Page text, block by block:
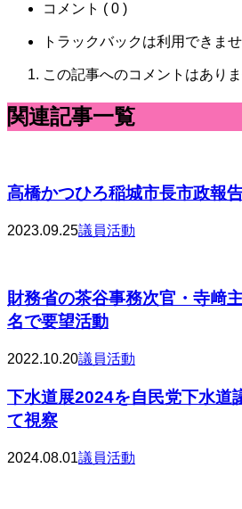
コメント ( 0 )
トラックバックは利用できませ
この記事へのコメントはありま
関連記事一覧
高橋かつひろ稲城市長市政報
2023.09.25議員活動
財務省の茶谷事務次官・寺﨑
名で要望活動
2022.10.20議員活動
下水道展2024を自民党下水道
て視察
2024.08.01議員活動